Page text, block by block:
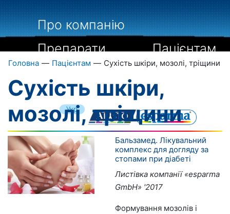
Про компанію
Препарати
Пацієнтам
Спеціалістам
Бібліографія
Контакти
Укр
Рус
Головна — Пацієнтам — Сухість шкіри, мозолі, тріщини
Сухість шкіри,
мозолі, тріщини
Бальзамед. Лікувальний
комплекс для догляду за
стопами при діабеті
Листівка компанії «esparma
GmbH» '2017
Формування мозолів і